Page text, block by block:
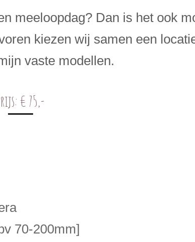
meeloopdag? Dan is het ook
kiezen wij samen een
vaste modellen.
€ 75,-
70-200mm]